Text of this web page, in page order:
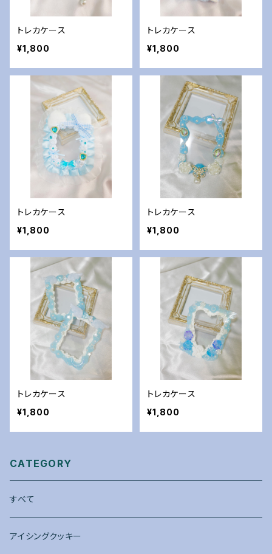
トレカケース
¥1,800
トレカケース
¥1,800
トレカケース
¥1,800
トレカケース
¥1,800
トレカケース
¥1,800
トレカケース
¥1,800
CATEGORY
すべて
アイシングクッキー